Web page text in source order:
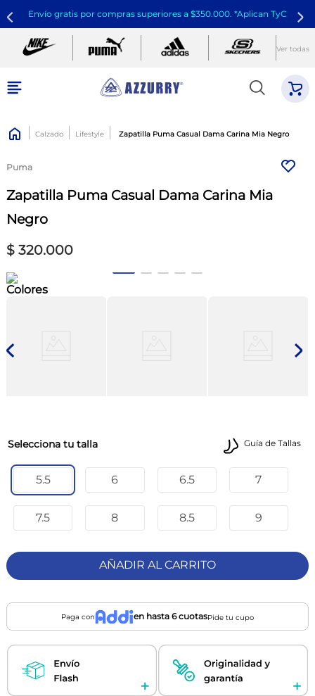
Envío gratis por compras superiores a $350.000. *Aplican TyC
Ver todas
Calzado Lifestyle Zapatilla Puma Casual Dama Carina Mia Negro
Puma
Zapatilla Puma Casual Dama Carina Mia
Negro
$ 320.000
Colores
Guía de Tallas
talla
5.5 6 6.5 7
7.5 8 8.5 9
AÑADIR AL CARRITO
Paga con en hasta 6 cuotasPide tu cupo